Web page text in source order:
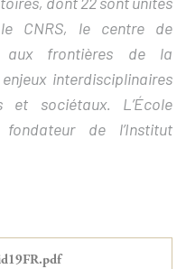
CNRS, le centre de
aux frontières de la
interdisciplinaires
et sociétaux. L’École
de l’Institut